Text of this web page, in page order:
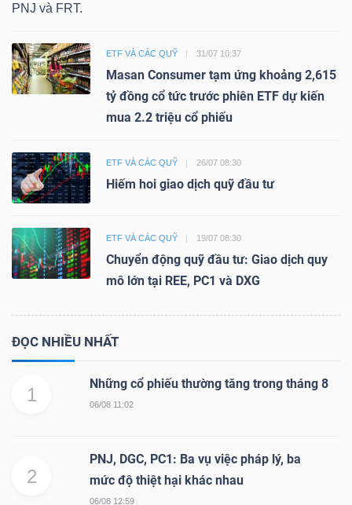
PNJ và FRT.
ETF VÀ CÁC QUỸ 31/07 10:37
Masan Consumer tạm ứng khoảng 2,615
tỷ đồng cổ tức trước phiên ETF dự kiến
mua 2.2 triệu cổ phiếu
ETF VÀ CÁC QUỸ 26/07 08:30
Hiếm hoi giao dịch quỹ đầu tư
ETF VÀ CÁC QUỸ 19/07 08:30
Chuyển động quỹ đầu tư: Giao dịch quy
mô lớn tại REE, PC1 và DXG
ĐỌC NHIỀU NHẤT
1
Những cổ phiếu thường tăng trong tháng 8
06/08 11:02
2
PNJ, DGC, PC1: Ba vụ việc pháp lý, ba
mức độ thiệt hại khác nhau
06/08 12:59